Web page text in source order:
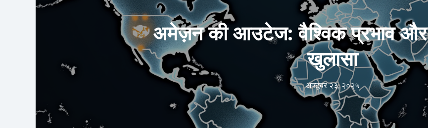
अमेज़न की आउटेज: वैश्विक प्रभाव और
खुलासा
अक्टूबर २३, २०२५